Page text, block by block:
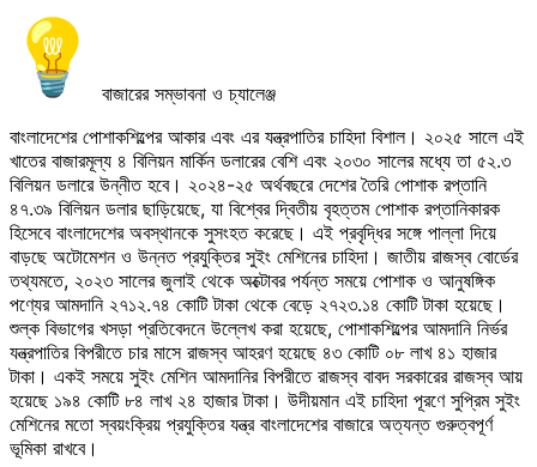
বাজারের সম্ভাবনা ও চ্যালেঞ্জ
বাংলাদেশের পোশাকশিল্পের আকার এবং এর যন্ত্রপাতির চাহিদা বিশাল। ২০২৫ সালে এই
খাতের বাজারমূল্য ৪ বিলিয়ন মার্কিন ডলারের বেশি এবং ২০৩০ সালের মধ্যে তা ৫২.৩
বিলিয়ন ডলারে উন্নীত হবে। ২০২৪-২৫ অর্থবছরে দেশের তৈরি পোশাক রপ্তানি
৪৭.৩৯ বিলিয়ন ডলার ছাড়িয়েছে, যা বিশ্বের দ্বিতীয় বৃহত্তম পোশাক রপ্তানিকারক
হিসেবে বাংলাদেশের অবস্থানকে সুসংহত করেছে। এই প্রবৃদ্ধির সঙ্গে পাল্লা দিয়ে
বাড়ছে অটোমেশন ও উন্নত প্রযুক্তির সুইং মেশিনের চাহিদা। জাতীয় রাজস্ব বোর্ডের
তথ্যমতে, ২০২৩ সালের জুলাই থেকে অক্টোবর পর্যন্ত সময়ে পোশাক ও আনুষঙ্গিক
পণ্যের আমদানি ২৭১২.৭৪ কোটি টাকা থেকে বেড়ে ২৭২৩.১৪ কোটি টাকা হয়েছে।
শুল্ক বিভাগের খসড়া প্রতিবেদনে উল্লেখ করা হয়েছে, পোশাকশিল্পের আমদানি নির্ভর
যন্ত্রপাতির বিপরীতে চার মাসে রাজস্ব আহরণ হয়েছে ৪৩ কোটি ০৮ লাখ ৪১ হাজার
টাকা। একই সময়ে সুইং মেশিন আমদানির বিপরীতে রাজস্ব বাবদ সরকারের রাজস্ব আয়
হয়েছে ১৯৪ কোটি ৮৪ লাখ ২৪ হাজার টাকা। উদীয়মান এই চাহিদা পূরণে সুপ্রিম সুইং
মেশিনের মতো স্বয়ংক্রিয় প্রযুক্তির যন্ত্র বাংলাদেশের বাজারে অত্যন্ত গুরুত্বপূর্ণ
ভূমিকা রাখবে।